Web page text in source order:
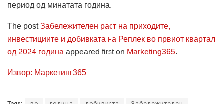
период од минатата година.
The postЗабележителен раст на приходите,
инвестициите и добивката на Реплек во првиот квартал
од 2024 година appeared first on Marketing365.
Извор: Маркетинг365